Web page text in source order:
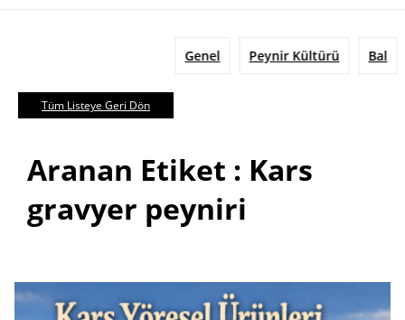
Genel Peynir Kültürü Bal
Tüm Listeye Geri Dön
Aranan Etiket : Kars
gravyer peyniri